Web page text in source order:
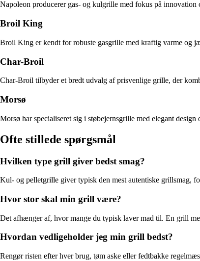
Napoleon producerer gas- og kulgrille med fokus på
Broil King
Broil King er kendt for robuste gasgrille med kraftig varme og
Char-Broil
Char-Broil tilbyder et bredt udvalg af prisvenlige grille, der
Morsø
Morsø har specialiseret sig i støbejernsgrille med elegant
Ofte stillede spørgsmål
Hvilken type grill giver bedst smag?
Kul- og pelletgrille giver typisk den mest autentiske grillsmag,
Hvor stor skal min grill være?
Det afhænger af, hvor mange du typisk laver mad til. En grill
Hvordan vedligeholder jeg min grill bedst?
Rengør risten efter hver brug, tøm aske eller fedtbakke